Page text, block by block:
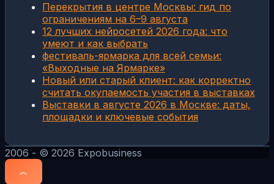
Перекрытия в центре Москвы: гид по
ограничениям на 6–9 августа
12 лучших нейросетей 2026 года: что
умеют и как выбрать
фестиваль-ярмарка для всей семьи:
«Выходные на Ярмарке»
Новый или старый клиент: как корректно
считать окупаемость участия в выставках
Выставки в августе 2026 в Москве: даты,
площадки и ключевые события
2006 - © 2026 Expobusiness